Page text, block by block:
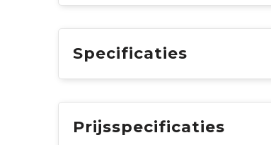
Specificaties
Prijsspecificaties